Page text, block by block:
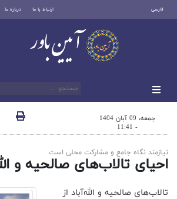
فارسی ارتباط با ما درباره ما
جمعه، 09 آبان 1404
- 11:41
نیازمند نگاه جامع و مشارکت محلی است
احیای تالاب‌های صالحیه و
تالاب‌های صالحیه و الله‌آباد از